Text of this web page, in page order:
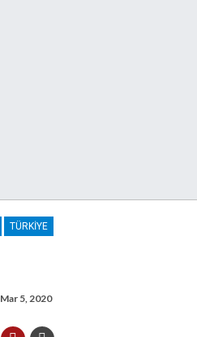
TÜRKIYE
Mar 5, 2020